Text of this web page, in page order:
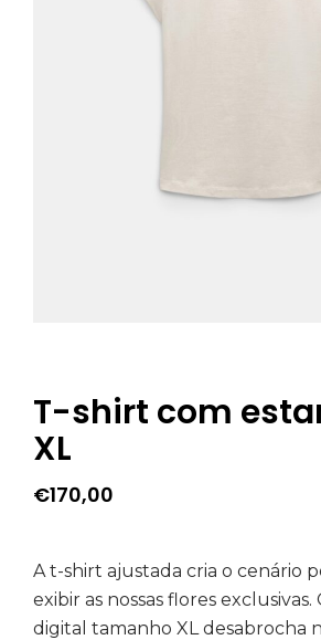
T-shirt com
XL
€170,00
A t-shirt ajustada cria o cenário
exibir as nossas flores
digital tamanho XL desabrocha